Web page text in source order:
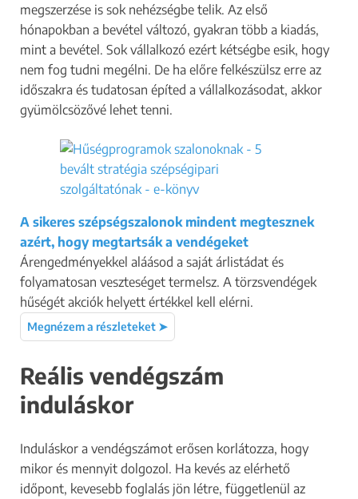
megszerzése is sok nehézségbe telik. Az első
hónapokban a bevétel változó, gyakran több a kiadás,
mint a bevétel. Sok vállalkozó ezért kétségbe esik, hogy
nem fog tudni megélni. De ha előre felkészülsz erre az
időszakra és tudatosan építed a vállalkozásodat, akkor
gyümölcsözővé lehet tenni.
A sikeres szépségszalonok mindent megtesznek
azért, hogy megtartsák a vendégeket
Árengedményekkel aláásod a saját árlistádat és
folyamatosan veszteséget termelsz. A törzsvendégek
hűségét akciók helyett értékkel kell elérni.
Megnézem a részleteket ➤
Reális vendégszám
induláskor
Induláskor a vendégszámot erősen korlátozza, hogy
mikor és mennyit dolgozol. Ha kevés az elérhető
időpont, kevesebb foglalás jön létre, függetlenül az